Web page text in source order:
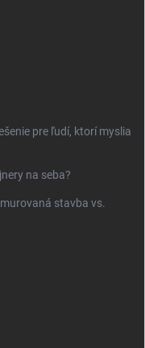
pre ľudí, ktorí myslia
na seba?
stavba vs.